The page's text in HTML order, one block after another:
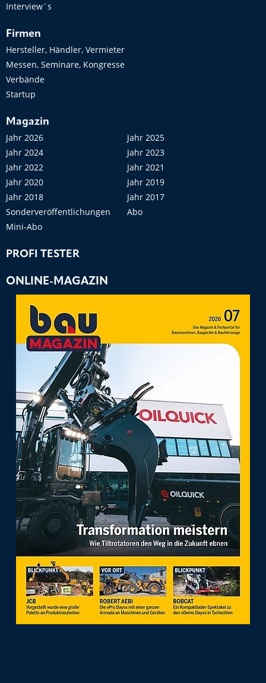
Interview´s
Firmen
Hersteller, Händler, Vermieter
Messen, Seminare, Kongresse
Verbände
Startup
Magazin
Jahr 2026
Jahr 2025
Jahr 2024
Jahr 2023
Jahr 2022
Jahr 2021
Jahr 2020
Jahr 2019
Jahr 2018
Jahr 2017
Sonderveröffentlichungen
Abo
Mini-Abo
PROFI TESTER
ONLINE-MAGAZIN